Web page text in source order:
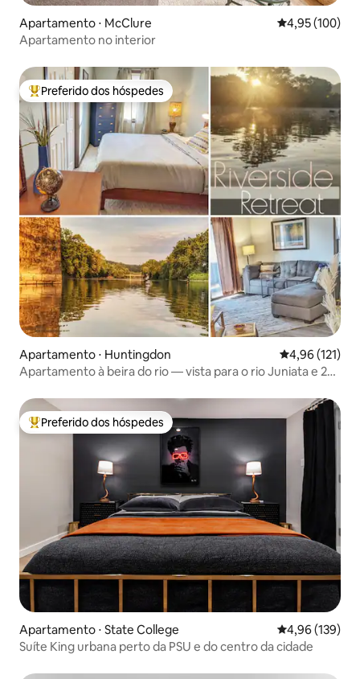
Apartamento ⋅ McClure 4,95 de uma
4,95 (100)
Apartamento no interior
Entre os melhores preferidos dos hóspedes
Preferido dos hóspedes
Apartamento ⋅ Huntingdon 4,96 de uma
4,96 (121)
Apartamento à beira do rio — vista para o rio Juniata e 2
Entre os melhores preferidos dos hóspedes
Preferido dos hóspedes
Apartamento ⋅ State College 4,96 de uma
4,96 (139)
Suíte King urbana perto da PSU e do centro da cidade